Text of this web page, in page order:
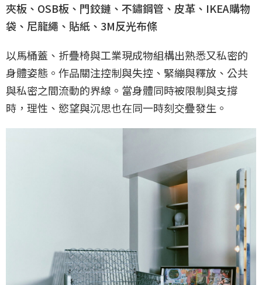
夾板、OSB板、門鉸鏈、不鏽鋼管、皮革、IKEA購物
袋、尼龍繩、貼紙、3M反光布條
以馬桶蓋、折疊椅與工業現成物組構出熟悉又私密的
身體姿態。作品關注控制與失控、緊繃與釋放、公共
與私密之間流動的界線。當身體同時被限制與支撐
時，理性、慾望與沉思也在同一時刻交疊發生。